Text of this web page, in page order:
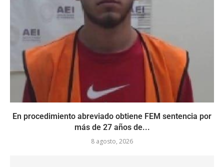
En procedimiento abreviado obtiene FEM sentencia por
más de 27 años de...
8 agosto, 2026